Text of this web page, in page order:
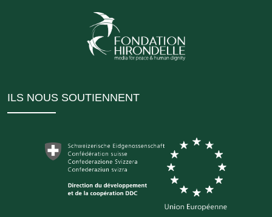
ILS NOUS SOUTIENNENT